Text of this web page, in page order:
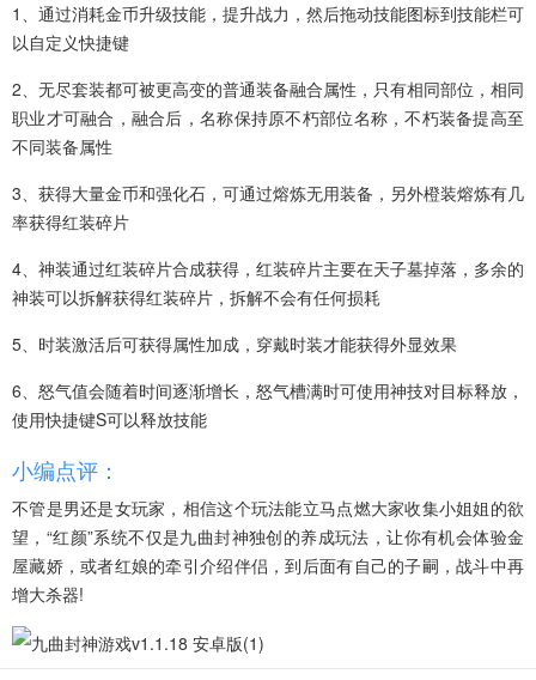
1、通过消耗金币升级技能，提升战力，然后拖动技能图标到技能栏可
以自定义快捷键
2、无尽套装都可被更高变的普通装备融合属性，只有相同部位，相同
职业才可融合，融合后，名称保持原不朽部位名称，不朽装备提高至
不同装备属性
3、获得大量金币和强化石，可通过熔炼无用装备，另外橙装熔炼有几
率获得红装碎片
4、神装通过红装碎片合成获得，红装碎片主要在天子墓掉落，多余的
神装可以拆解获得红装碎片，拆解不会有任何损耗
5、时装激活后可获得属性加成，穿戴时装才能获得外显效果
6、怒气值会随着时间逐渐增长，怒气槽满时可使用神技对目标释放，
使用快捷键S可以释放技能
小编点评：
不管是男还是女玩家，相信这个玩法能立马点燃大家收集小姐姐的欲
望，“红颜”系统不仅是九曲封神独创的养成玩法，让你有机会体验金
屋藏娇，或者红娘的牵引介绍伴侣，到后面有自己的子嗣，战斗中再
增大杀器!